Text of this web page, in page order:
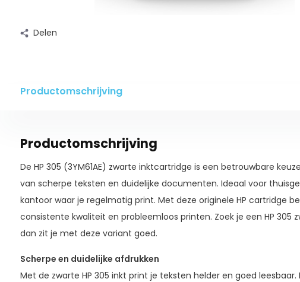
Delen
Productomschrijving
Productomschrijving
De HP 305 (3YM61AE) zwarte inktcartridge is een betrouwbare
van scherpe teksten en duidelijke documenten. Ideaal voor
kantoor waar je regelmatig print. Met deze originele HP cartridge
consistente kwaliteit en probleemloos printen. Zoek je een HP 305
dan zit je met deze variant goed.
Scherpe en duidelijke afdrukken
Met de zwarte HP 305 inkt print je teksten helder en goed